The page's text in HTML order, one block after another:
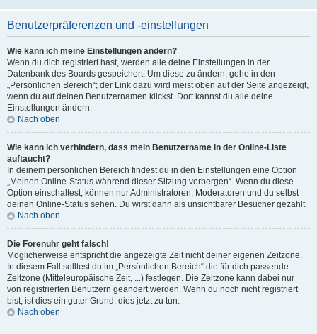
Benutzerpräferenzen und -einstellungen
Wie kann ich meine Einstellungen ändern?
Wenn du dich registriert hast, werden alle deine Einstellungen in der
Datenbank des Boards gespeichert. Um diese zu ändern, gehe in den
„Persönlichen Bereich“; der Link dazu wird meist oben auf der Seite angezeigt,
wenn du auf deinen Benutzernamen klickst. Dort kannst du alle deine
Einstellungen ändern.
Nach oben
Wie kann ich verhindern, dass mein Benutzername in der Online-Liste
auftaucht?
In deinem persönlichen Bereich findest du in den Einstellungen eine Option
„Meinen Online-Status während dieser Sitzung verbergen“. Wenn du diese
Option einschaltest, können nur Administratoren, Moderatoren und du selbst
deinen Online-Status sehen. Du wirst dann als unsichtbarer Besucher gezählt.
Nach oben
Die Forenuhr geht falsch!
Möglicherweise entspricht die angezeigte Zeit nicht deiner eigenen Zeitzone.
In diesem Fall solltest du im „Persönlichen Bereich“ die für dich passende
Zeitzone (Mitteleuropäische Zeit, ...) festlegen. Die Zeitzone kann dabei nur
von registrierten Benutzern geändert werden. Wenn du noch nicht registriert
bist, ist dies ein guter Grund, dies jetzt zu tun.
Nach oben